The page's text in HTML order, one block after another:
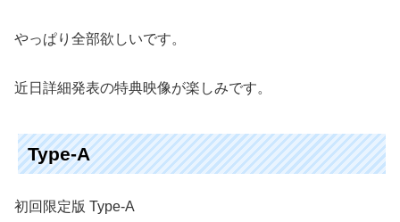
やっぱり全部欲しいです。
近日詳細発表の特典映像が楽しみです。
Type-A
初回限定版 Type-A